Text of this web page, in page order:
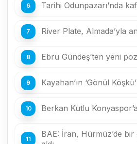
Tarihi Odunpazarı’nda
River Plate, Almada’yla
Ebru Gündeş’ten yeni
Kayahan’ın ‘Gönül
Berkan Kutlu
BAE: İran, Hürmüz’de